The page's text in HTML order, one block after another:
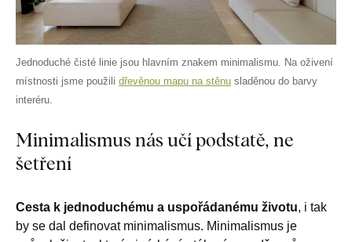
Jednoduché čisté linie jsou hlavním znakem minimalismu. Na oživení
místnosti jsme použili dřevěnou mapu na stěnu sladěnou do barvy
interéru.
Minimalismus nás učí podstatě, ne
šetření
Cesta k jednoduchému a uspořádanému životu, i tak
by se dal definovat minimalismus. Minimalismus je